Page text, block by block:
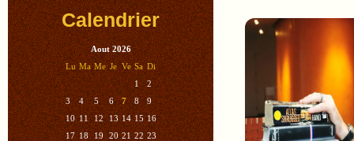
Calendrier
Aout 2026
Lu Ma Me Je Ve Sa Di
1
2
3
4 5 6 7 8
9
10 11 12 13 14 15 16
17 18 19 20 21 22 23